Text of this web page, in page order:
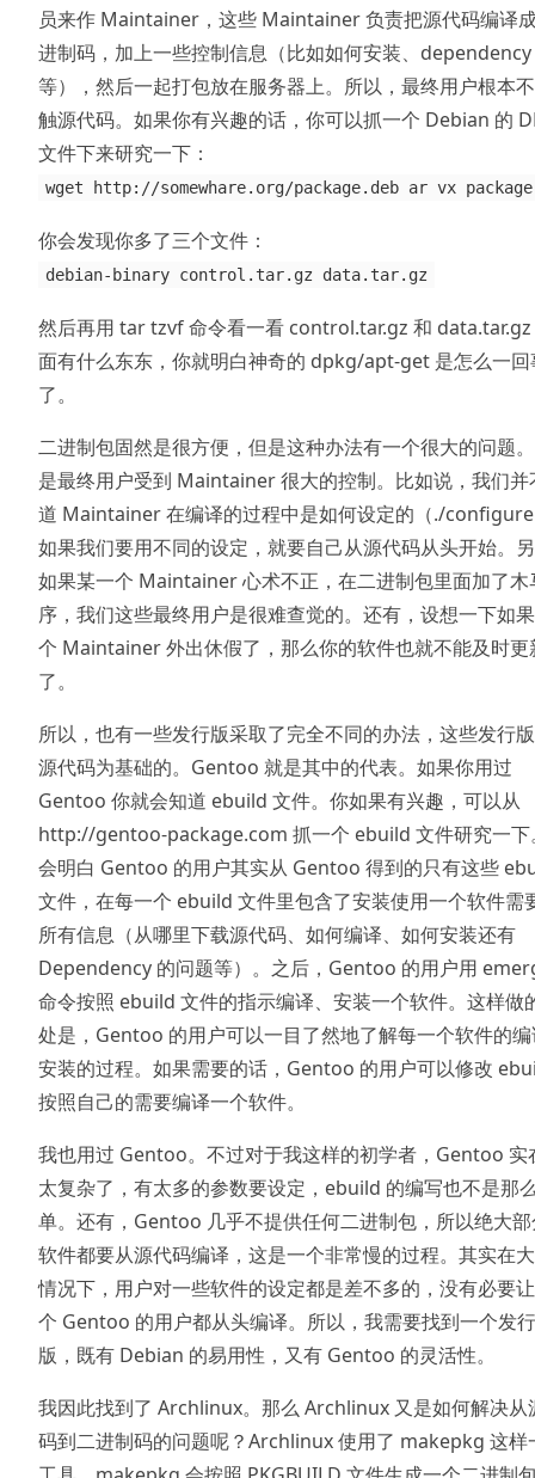
员来作 Maintainer，这些 Maintainer 负责把源代码编译
进制码，加上一些控制信息（比如如何安装、dependency
等），然后一起打包放在服务器上。所以，最终用户根本
触源代码。如果你有兴趣的话，你可以抓一个 Debian 的
文件下来研究一下：
wget http://somewhare.org/package.deb ar vx
你会发现你多了三个文件：
debian-binary control.tar.gz data.tar.gz
然后再用 tar tzvf 命令看一看 control.tar.gz 和 data.tar.gz
面有什么东东，你就明白神奇的 dpkg/apt-get 是怎么一回
了。
二进制包固然是很方便，但是这种办法有一个很大的问题
是最终用户受到 Maintainer 很大的控制。比如说，我们并
道 Maintainer 在编译的过程中是如何设定的（./
如果我们要用不同的设定，就要自己从源代码从头开始。
如果某一个 Maintainer 心术不正，在二进制包里面加了木
序，我们这些最终用户是很难查觉的。还有，设想一下如
个 Maintainer 外出休假了，那么你的软件也就不能及时更
了。
所以，也有一些发行版采取了完全不同的办法，这些发行
源代码为基础的。Gentoo 就是其中的代表。如果你用过
Gentoo 你就会知道 ebuild 文件。你如果有兴趣，可以从
http://gentoo-package.com 抓一个 ebuild 文件研究一下
会明白 Gentoo 的用户其实从 Gentoo 得到的只有这些
文件，在每一个 ebuild 文件里包含了安装使用一个软件需
所有信息（从哪里下载源代码、如何编译、如何安装还有
Dependency 的问题等）。之后，Gentoo 的用户用
命令按照 ebuild 文件的指示编译、安装一个软件。这样做
处是，Gentoo 的用户可以一目了然地了解每一个软件的
安装的过程。如果需要的话，Gentoo 的用户可以修改
按照自己的需要编译一个软件。
我也用过 Gentoo。不过对于我这样的初学者，Gentoo 实
太复杂了，有太多的参数要设定，ebuild 的编写也不是那
单。还有，Gentoo 几乎不提供任何二进制包，所以绝大
软件都要从源代码编译，这是一个非常慢的过程。其实在
情况下，用户对一些软件的设定都是差不多的，没有必要
个 Gentoo 的用户都从头编译。所以，我需要找到一个发行
版，既有 Debian 的易用性，又有 Gentoo 的灵活性。
我因此找到了 Archlinux。那么 Archlinux 又是如何解决从
码到二进制码的问题呢？Archlinux 使用了 makepkg 这样